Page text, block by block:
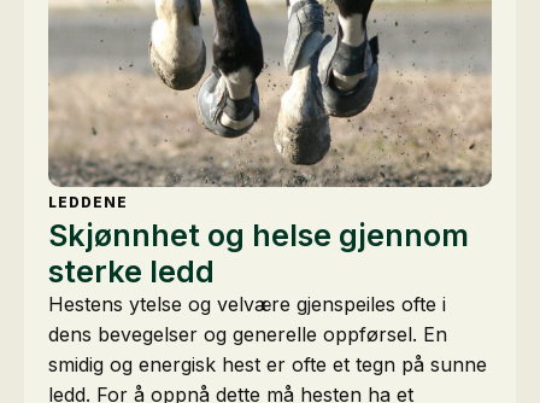
LEDDENE
Skjønnhet og helse gjennom
sterke ledd
Hestens ytelse og velvære gjenspeiles ofte i
dens bevegelser og generelle oppførsel. En
smidig og energisk hest er ofte et tegn på sunne
ledd. For å oppnå dette må hesten ha et